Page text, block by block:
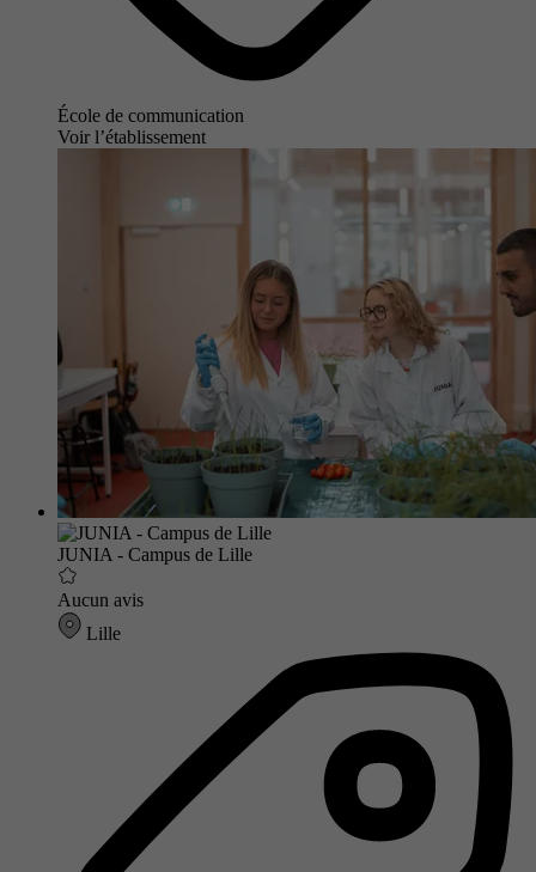
École de communication
Voir l’établissement
JUNIA - Campus de Lille
Aucun avis
Lille